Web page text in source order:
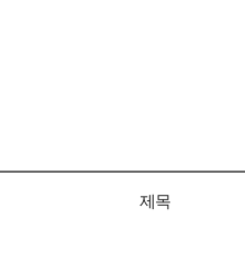
제목